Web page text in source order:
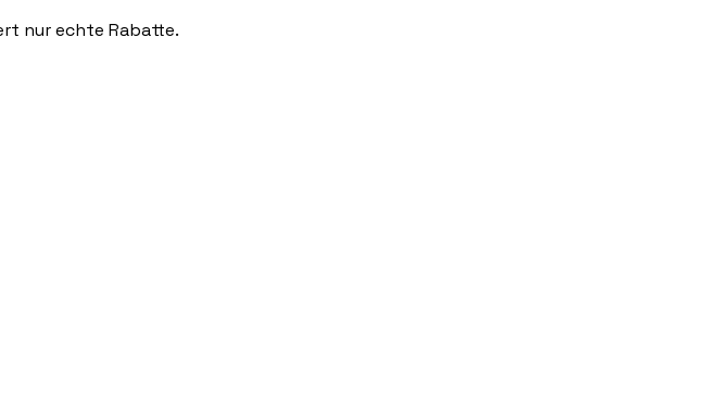
nur echte Rabatte.